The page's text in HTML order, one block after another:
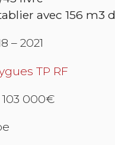
avec 156 m3
– 2021
TP RF
103 000€